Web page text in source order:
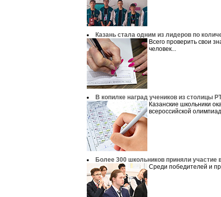
Казань стала одним из лидеров по
Всего проверить свои
человек...
В копилке наград учеников из столицы
Казанские школьники
всероссийской
Более 300 школьников приняли участие
Среди победителей и